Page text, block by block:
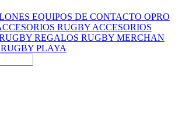
EQUIPOS DE CONTACTO OPRO
RUGBY ACCESORIOS
REGALOS RUGBY MERCHAN
RUGBY PLAYA